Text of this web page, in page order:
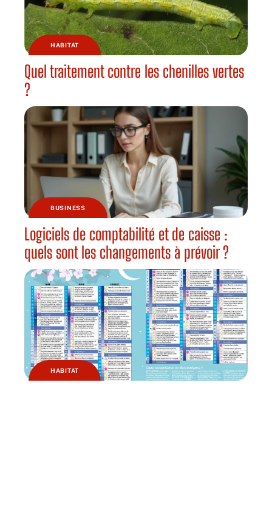
HABITAT
Quel traitement contre les chenilles vertes
?
BUSINESS
Logiciels de comptabilité et de caisse :
quels sont les changements à prévoir ?
HABITAT